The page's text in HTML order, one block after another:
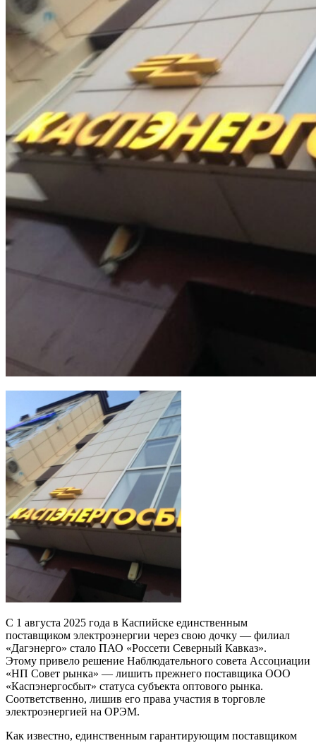
C 1 августа 2025 года в Каспийске единственным
поставщиком электроэнергии через свою дочку — филиал
«Дагэнерго» стало ПАО «Россети Северный Кавказ».
Этому привело решение Наблюдательного совета Ассоциации
«НП Совет рынка» — лишить прежнего поставщика ООО
«Каспэнергосбыт» статуса субъекта оптового рынка.
Соответственно, лишив его права участия в торговле
электроэнергией на ОРЭМ.
Как известно, единственным гарантирующим поставщиком